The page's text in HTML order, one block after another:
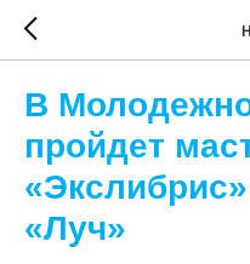
В
пройдет
«Луч»